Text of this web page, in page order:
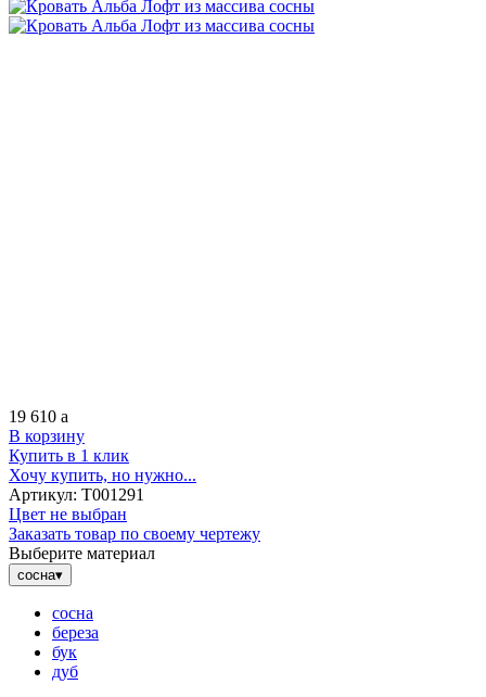
19 610 a
В корзину
Купить в 1 клик
Хочу купить, но нужно...
Артикул: Т001291
Цвет не выбран
Заказать товар по своему чертежу
Выберите материал
сосна▾
сосна
береза
бук
дуб